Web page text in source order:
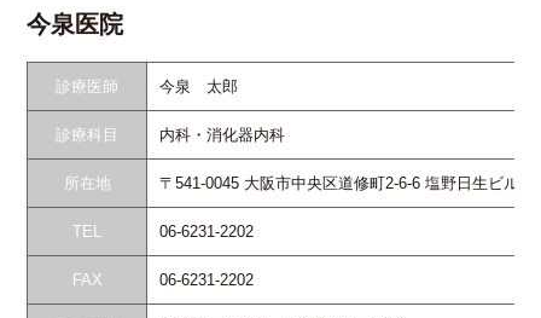
今泉医院
診療医師 今泉 太郎
診療科目 内科・消化器内科
所在地 〒541-0045 大阪市中央区道修町2-6-6 塩野日生ビル7F
TEL 06-6231-2202
FAX 06-6231-2202